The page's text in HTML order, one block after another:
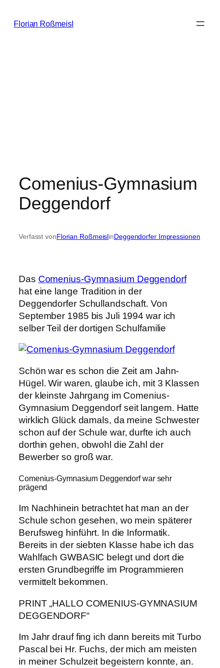
Inhalt
Florian Roßmeisl
Comenius-Gymnasium
Deggendorf
Verfasst vonFlorian RoßmeislinDeggendorfer Impressionen
Das Comenius-Gymnasium Deggendorf
hat eine lange Tradition in der
Deggendorfer Schullandschaft. Von
September 1985 bis Juli 1994 war ich
selber Teil der dortigen Schulfamilie
Schön war es schon die Zeit am Jahn-
Hügel. Wir waren, glaube ich, mit 3 Klassen
der kleinste Jahrgang im Comenius-
Gymnasium Deggendorf seit langem. Hatte
wirklich Glück damals, da meine Schwester
schon auf der Schule war, durfte ich auch
dorthin gehen, obwohl die Zahl der
Bewerber so groß war.
Comenius-Gymnasium Deggendorf war sehr
prägend
Im Nachhinein betrachtet hat man an der
Schule schon gesehen, wo mein späterer
Berufsweg hinführt. In die Informatik.
Bereits in der siebten Klasse habe ich das
Wahlfach GWBASIC belegt und dort die
ersten Grundbegriffe im Programmieren
vermittelt bekommen.
PRINT „HALLO COMENIUS-GYMNASIUM
DEGGENDORF“
Im Jahr drauf fing ich dann bereits mit Turbo
Pascal bei Hr. Fuchs, der mich am meisten
in meiner Schulzeit begeistern konnte, an.